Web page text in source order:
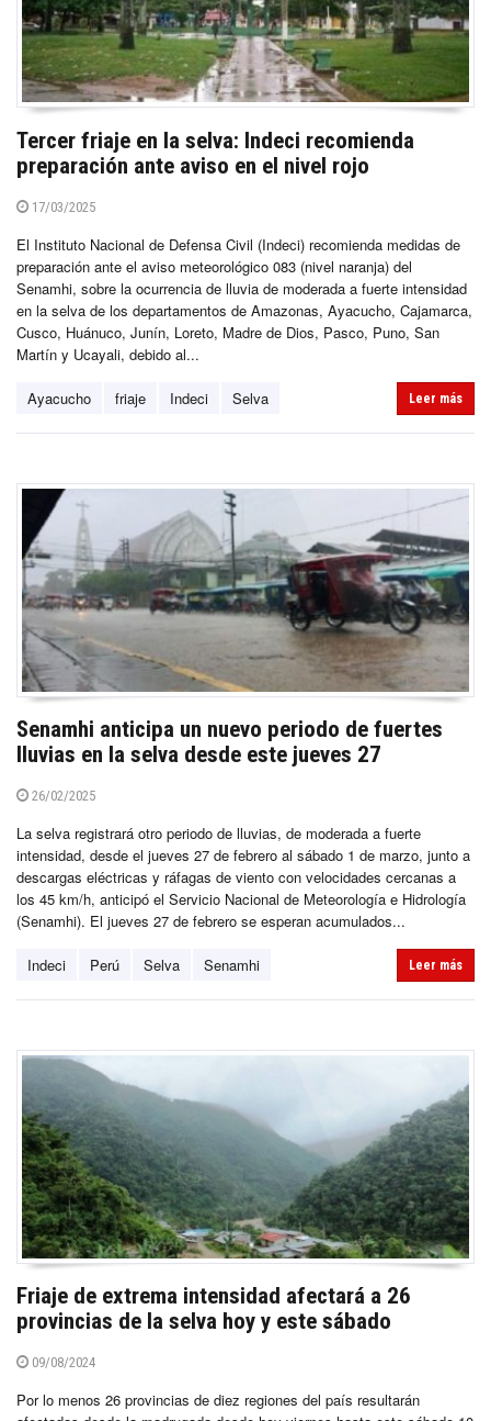
Tercer friaje en la selva: Indeci recomienda
preparación ante aviso en el nivel rojo
17/03/2025
El Instituto Nacional de Defensa Civil (Indeci) recomienda medidas de
preparación ante el aviso meteorológico 083 (nivel naranja) del
Senamhi, sobre la ocurrencia de lluvia de moderada a fuerte intensidad
en la selva de los departamentos de Amazonas, Ayacucho, Cajamarca,
Cusco, Huánuco, Junín, Loreto, Madre de Dios, Pasco, Puno, San
Martín y Ucayali, debido al...
Ayacucho friaje Indeci Selva Leer más
Senamhi anticipa un nuevo periodo de fuertes
lluvias en la selva desde este jueves 27
26/02/2025
La selva registrará otro periodo de lluvias, de moderada a fuerte
intensidad, desde el jueves 27 de febrero al sábado 1 de marzo, junto a
descargas eléctricas y ráfagas de viento con velocidades cercanas a
los 45 km/h, anticipó el Servicio Nacional de Meteorología e Hidrología
(Senamhi). El jueves 27 de febrero se esperan acumulados...
Indeci Perú Selva Senamhi Leer más
Friaje de extrema intensidad afectará a 26
provincias de la selva hoy y este sábado
09/08/2024
Por lo menos 26 provincias de diez regiones del país resultarán